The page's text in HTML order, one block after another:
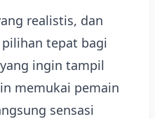
realistis, dan
tepat bagi
ingin tampil
memukai pemain
sensasi